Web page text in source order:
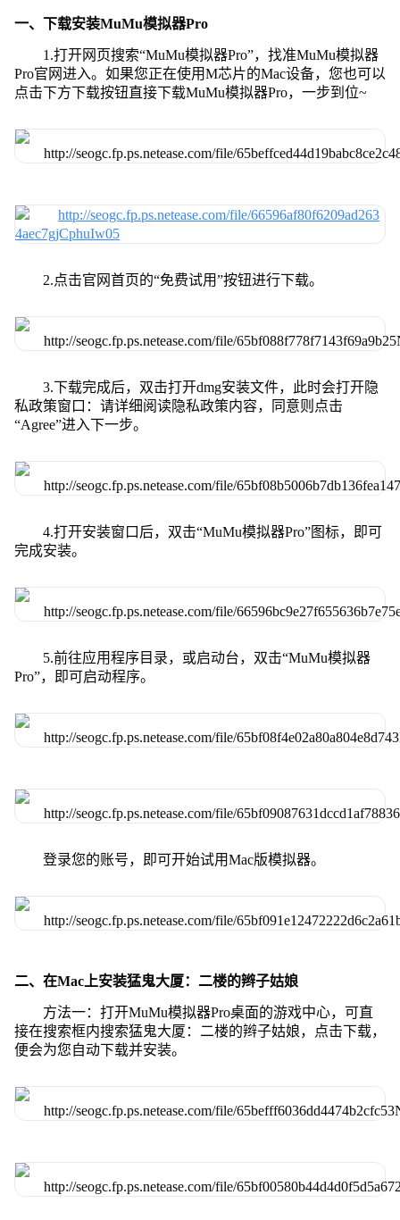
一、下载安装MuMu模拟器Pro
1.打开网页搜索“MuMu模拟器Pro”，找准MuMu模拟器
Pro官网进入。如果您正在使用M芯片的Mac设备，您也可以
点击下方下载按钮直接下载MuMu模拟器Pro，一步到位~
2.点击官网首页的“免费试用”按钮进行下载。
3.下载完成后，双击打开dmg安装文件，此时会打开隐
私政策窗口：请详细阅读隐私政策内容，同意则点击
“Agree”进入下一步。
4.打开安装窗口后，双击“MuMu模拟器Pro”图标，即可
完成安装。
5.前往应用程序目录，或启动台，双击“MuMu模拟器
Pro”，即可启动程序。
登录您的账号，即可开始试用Mac版模拟器。
二、在Mac上安装猛鬼大厦：二楼的辫子姑娘
方法一：打开MuMu模拟器Pro桌面的游戏中心，可直
接在搜索框内搜索猛鬼大厦：二楼的辫子姑娘，点击下载，
便会为您自动下载并安装。